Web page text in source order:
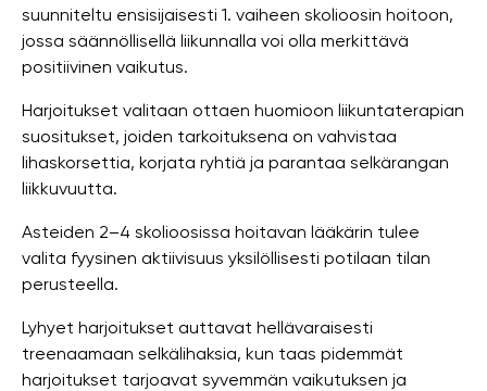
suunniteltu ensisijaisesti 1. vaiheen skolioosin hoitoon,
jossa säännöllisellä liikunnalla voi olla merkittävä
positiivinen vaikutus.
Harjoitukset valitaan ottaen huomioon liikuntaterapian
suositukset, joiden tarkoituksena on vahvistaa
lihaskorsettia, korjata ryhtiä ja parantaa selkärangan
liikkuvuutta.
Asteiden 2–4 skolioosissa hoitavan lääkärin tulee
valita fyysinen aktiivisuus yksilöllisesti potilaan tilan
perusteella.
Lyhyet harjoitukset auttavat hellävaraisesti
treenaamaan selkälihaksia, kun taas pidemmät
harjoitukset tarjoavat syvemmän vaikutuksen ja